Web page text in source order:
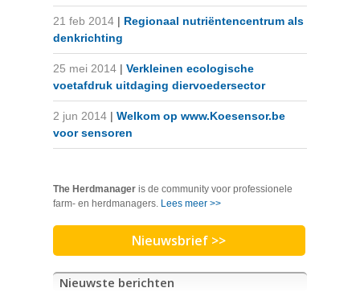
21 feb 2014 | Regionaal nutriëntencentrum als
denkrichting
25 mei 2014 | Verkleinen ecologische
voetafdruk uitdaging diervoedersector
2 jun 2014 | Welkom op www.Koesensor.be
voor sensoren
The Herdmanager is de community voor professionele
farm- en herdmanagers. Lees meer >>
Nieuwsbrief >>
Nieuwste berichten